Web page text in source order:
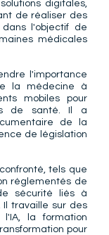
digitales,
de réaliser des
l'objectif de
médicales
l'importance
la médecine à
mobiles pour
de santé. Il a
de la
de législation
tels que
réglementés de
sécurité liés à
Il travaille sur des
l'IA, la formation
pour